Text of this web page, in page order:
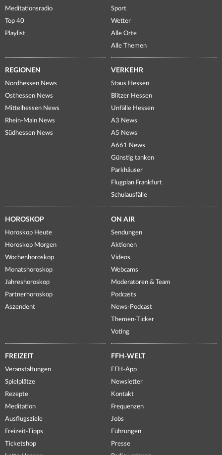
Meditationsradio
Top 40
Playlist
Sport
Wetter
Alle Orte
Alle Themen
REGIONEN
Nordhessen News
Osthessen News
Mittelhessen News
Rhein-Main News
Südhessen News
VERKEHR
Staus Hessen
Blitzer Hessen
Unfälle Hessen
A3 News
A5 News
A661 News
Günstig tanken
Parkhäuser
Flugplan Frankfurt
Schulausfälle
HOROSKOP
Horoskop Heute
Horoskop Morgen
Wochenhoroskop
Monatshoroskop
Jahreshoroskop
Partnerhoroskop
Aszendent
ON AIR
Sendungen
Aktionen
Videos
Webcams
Moderatoren & Team
Podcasts
News-Podcast
Themen-Ticker
Voting
FREIZEIT
Veranstaltungen
Spielplätze
Rezepte
Meditation
Ausflugsziele
Freizeit-Tipps
Ticketshop
FFH-WELT
FFH-App
Newsletter
Kontakt
Frequenzen
Jobs
Führungen
Presse